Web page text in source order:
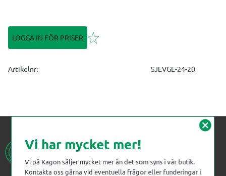
LOGGA IN FÖR PRISER Lägg till i favoriter
Artikelnr SJEVGE-24-20
cancel
Vi har mycket mer!
Vi på Kagon säljer mycket mer än det som syns i vår butik.
Kontakta oss gärna vid eventuella frågor eller funderingar i